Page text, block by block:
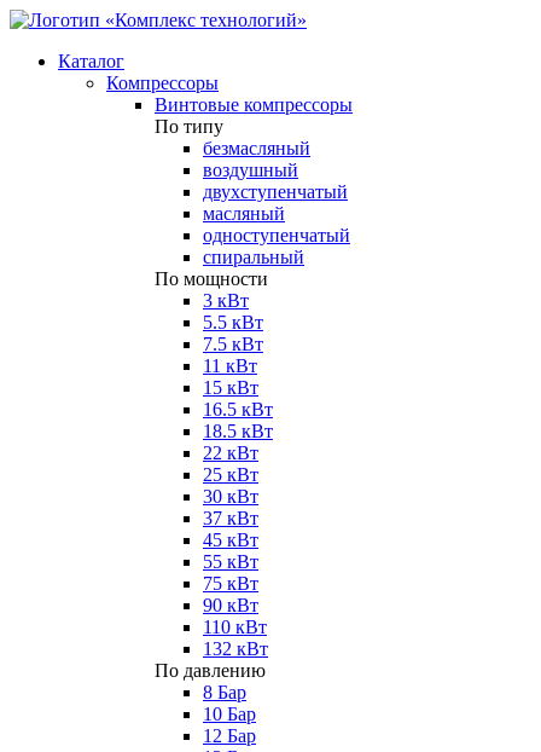
Каталог
Компрессоры
Винтовые компрессоры
По типу
безмасляный
воздушный
двухступенчатый
масляный
одноступенчатый
спиральный
По мощности
3 кВт
5.5 кВт
7.5 кВт
11 кВт
15 кВт
16.5 кВт
18.5 кВт
22 кВт
25 кВт
30 кВт
37 кВт
45 кВт
55 кВт
75 кВт
90 кВт
110 кВт
132 кВт
По давлению
8 Бар
10 Бар
12 Бар